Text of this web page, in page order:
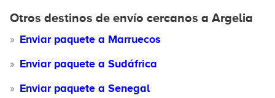
Otros destinos de envío cercanos a Argelia
Enviar paquete a Marruecos
Enviar paquete a Sudáfrica
Enviar paquete a Senegal